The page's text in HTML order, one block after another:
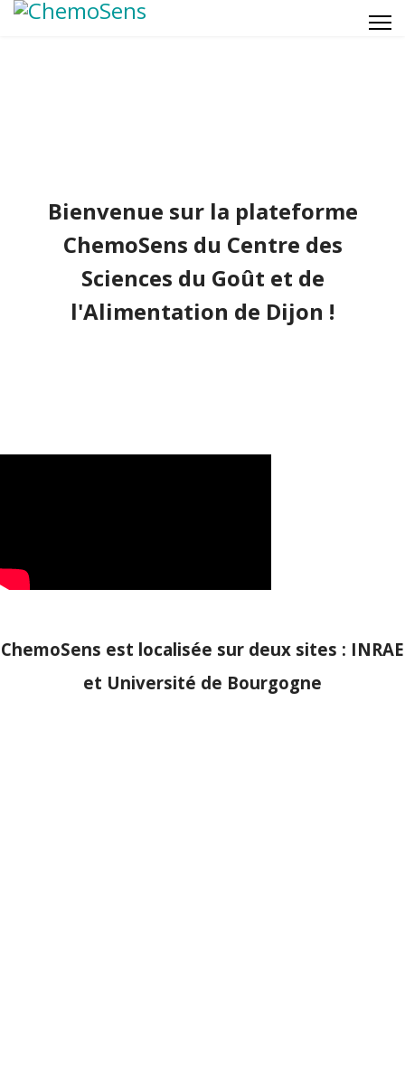
Bienvenue sur la plateforme
ChemoSens du Centre des
Sciences du Goût et de
l'Alimentation de Dijon !
ChemoSens est localisée sur deux sites : INRAE
et Université de Bourgogne